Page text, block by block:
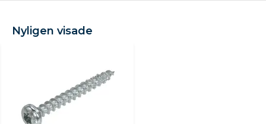
Nyligen visade